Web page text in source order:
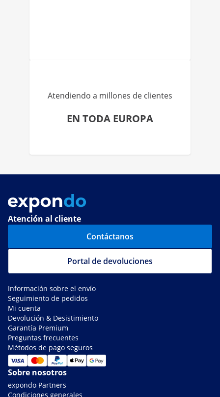
Atendiendo a millones de clientes
EN TODA EUROPA
Atención al cliente
Contáctanos
Portal de devoluciones
Información sobre el envío
Seguimiento de pedidos
Mi cuenta
Devolución & Desistimiento
Garantía Premium
Preguntas frecuentes
Métodos de pago seguros
Sobre nosotros
expondo Partners
Condiciones generales